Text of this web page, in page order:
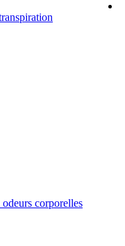
corporelles